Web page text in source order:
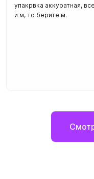
упакрвка аккуратная,
и м, то берите м.